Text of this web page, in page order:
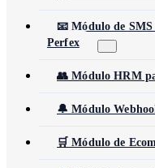
📧 Módulo de
Perfex
👥 Módulo HRM
🔔 Módulo
🛒 Módulo de